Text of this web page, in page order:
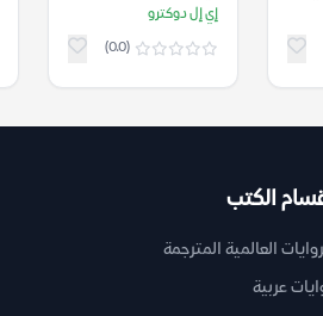
إي إل دوكترو
(0.0)
الكتب
العالمية المترجمة
عربية